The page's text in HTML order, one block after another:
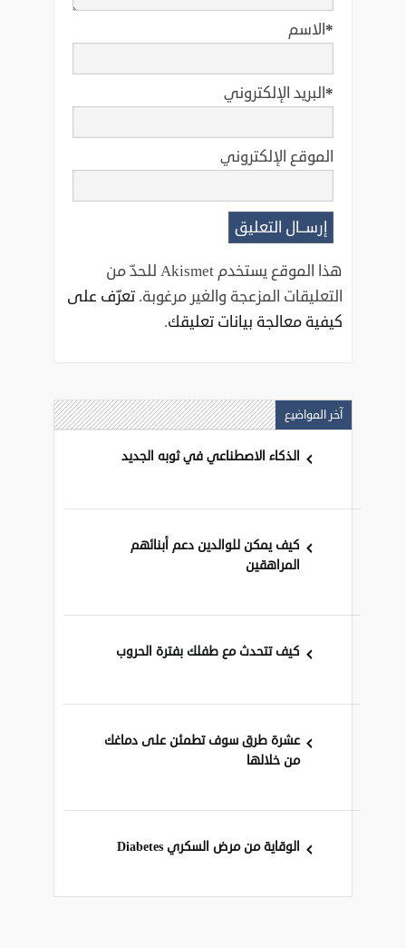
الاسم*
البريد الإلكتروني*
الموقع الإلكتروني
هذا الموقع يستخدم Akismet للحدّ من
التعليقات المزعجة والغير مرغوبة. تعرّف على
كيفية معالجة بيانات تعليقك.
آخر المواضيع
الذكاء الاصطناعي في ثوبه الجديد
كيف يمكن للوالدين دعم أبنائهم
المراهقين
كيف تتحدث مع طفلك بفترة الحروب
عشرة طرق سوف تطمئن على دماغك
من خلالها
الوقاية من مرض السكري Diabetes